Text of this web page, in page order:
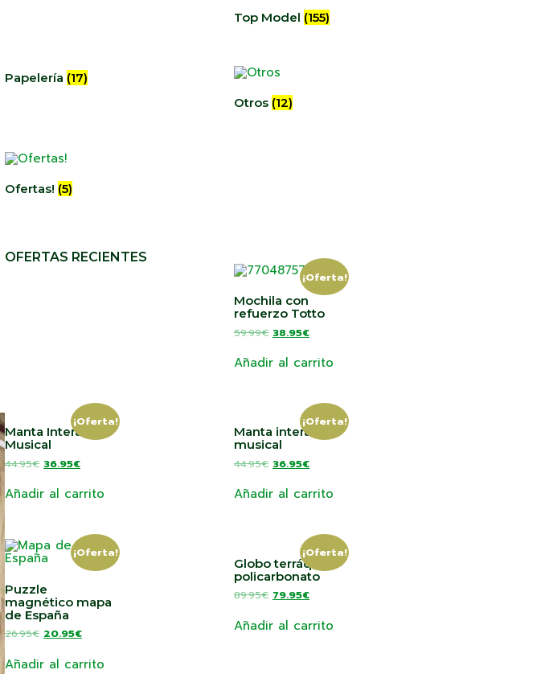
Top Model (155)
Papelería (17)
Otros (12)
Ofertas! (5)
OFERTAS RECIENTES
¡Oferta!
Mochila con
refuerzo Totto
59.99€ 38.95€
Añadir al carrito
¡Oferta!
Manta Interactiva
Musical
44.95€ 36.95€
Añadir al carrito
¡Oferta!
Manta interactiva
musical
44.95€ 36.95€
Añadir al carrito
¡Oferta!
Puzzle
magnético mapa
de España
26.95€ 20.95€
Añadir al carrito
¡Oferta!
Globo terráqueo
policarbonato
89.95€ 79.95€
Añadir al carrito